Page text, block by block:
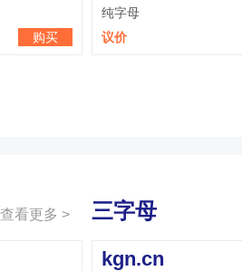
购买
纯字母
议价
查看更多 > 三字母
kgn.cn